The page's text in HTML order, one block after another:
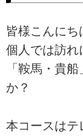
皆様こんにち
個人では訪れ
「鞍馬・貴
か？
本コースはテ